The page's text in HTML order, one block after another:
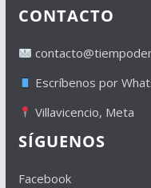
CONTACTO
Escríbenos por
Villavicencio, Meta
SÍGUENOS
Facebook